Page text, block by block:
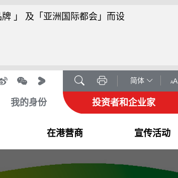
」 及「亚洲国际都会」而设
简体 AA
我的身份 投资者和企业家
在港营商 宣传活动